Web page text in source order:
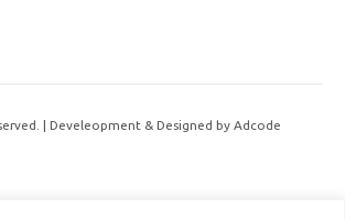
| Develeopment & Designed by Adcode